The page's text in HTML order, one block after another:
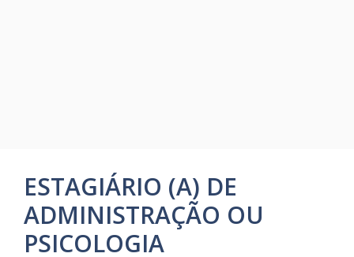
ESTAGIÁRIO (A) DE
ADMINISTRAÇÃO OU
PSICOLOGIA